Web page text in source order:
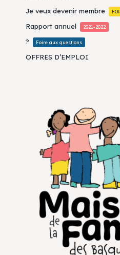
Je veux devenir membre
Rapport annuel 2021-2022
? Foire aux questions
OFFRES D’EMPLOI